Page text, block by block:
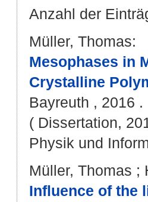
Anzahl der
Müller, Thomas:
Mesophases in
Crystalline
Bayreuth , 2016 .
( Dissertation,
Physik und
Müller, Thomas ;
Influence of the